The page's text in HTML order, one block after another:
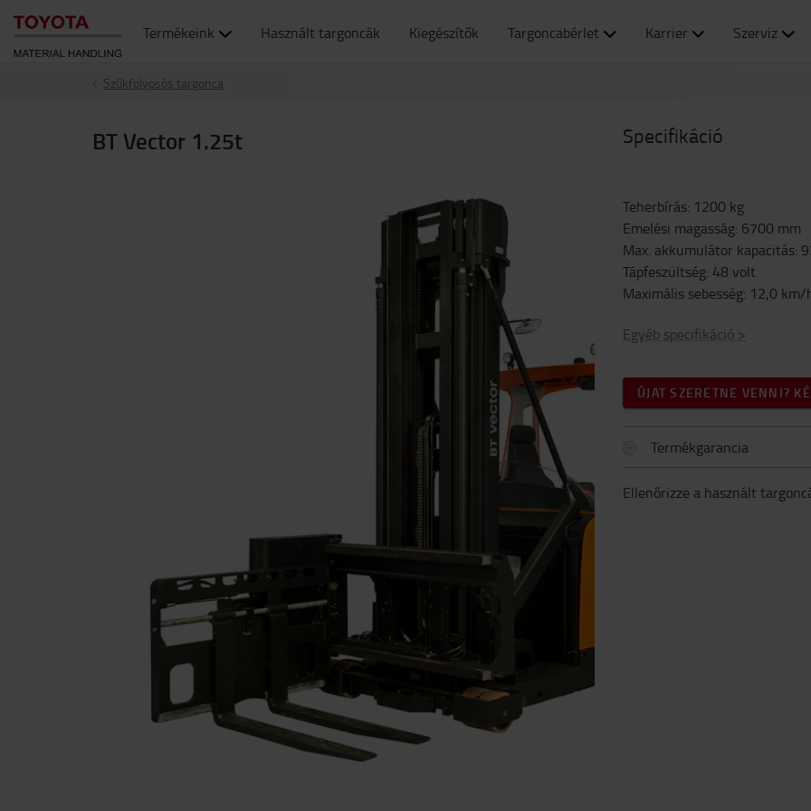
Termékeink Használt targoncák Kiegészítők Targoncabérlet Karrier Szerviz
Szűkfolyosós targonca
BT Vector 1.25t Specifikáció
Teherbírás: 1200 kg
Emelési magasság: 6700 mm
Max. akkumulátor kapacitás:
Tápfeszültség: 48 volt
Maximális sebesség: 12,0 km/
Egyéb specifikáció >
ÚJAT SZERETNE VENNI?
Termékgarancia
Ellenőrizze a használt